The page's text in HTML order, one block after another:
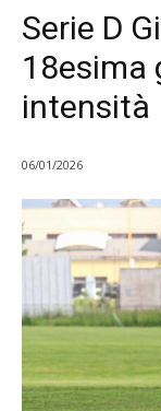
Serie D
18esima
intensità
06/01/2026